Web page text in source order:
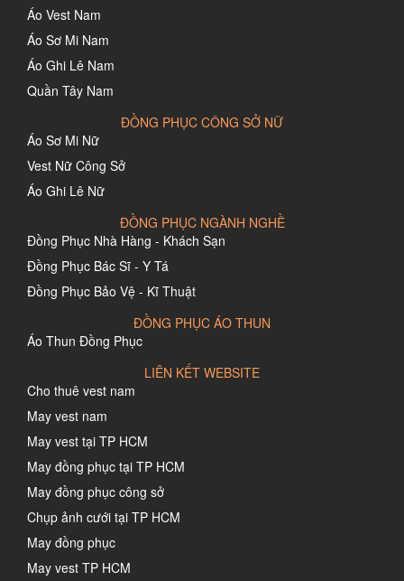
Áo Vest Nam
Áo Sơ Mi Nam
Áo Ghi Lê Nam
Quần Tây Nam
ĐỒNG PHỤC CÔNG SỞ NỮ
Áo Sơ Mi Nữ
Vest Nữ Công Sở
Áo Ghi Lê Nữ
ĐỒNG PHỤC NGÀNH NGHỀ
Đồng Phục Nhà Hàng - Khách Sạn
Đồng Phục Bác Sĩ - Y Tá
Đồng Phục Bảo Vệ - Kĩ Thuật
ĐỒNG PHỤC ÁO THUN
Áo Thun Đồng Phục
LIÊN KẾT WEBSITE
Cho thuê vest nam
May vest nam
May vest tại TP HCM
May đồng phục tại TP HCM
May đồng phục công sở
Chụp ảnh cưới tại TP HCM
May đồng phục
May vest TP HCM